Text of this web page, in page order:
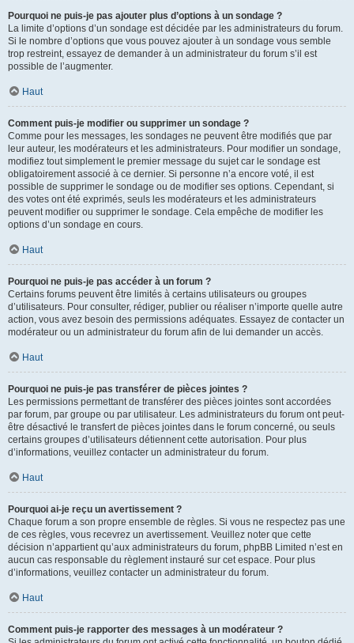
Pourquoi ne puis-je pas ajouter plus d’options à un sondage ?
La limite d’options d’un sondage est décidée par les administrateurs du forum.
Si le nombre d’options que vous pouvez ajouter à un sondage vous semble
trop restreint, essayez de demander à un administrateur du forum s’il est
possible de l’augmenter.
Haut
Comment puis-je modifier ou supprimer un sondage ?
Comme pour les messages, les sondages ne peuvent être modifiés que par
leur auteur, les modérateurs et les administrateurs. Pour modifier un sondage,
modifiez tout simplement le premier message du sujet car le sondage est
obligatoirement associé à ce dernier. Si personne n’a encore voté, il est
possible de supprimer le sondage ou de modifier ses options. Cependant, si
des votes ont été exprimés, seuls les modérateurs et les administrateurs
peuvent modifier ou supprimer le sondage. Cela empêche de modifier les
options d’un sondage en cours.
Haut
Pourquoi ne puis-je pas accéder à un forum ?
Certains forums peuvent être limités à certains utilisateurs ou groupes
d’utilisateurs. Pour consulter, rédiger, publier ou réaliser n’importe quelle autre
action, vous avez besoin des permissions adéquates. Essayez de contacter un
modérateur ou un administrateur du forum afin de lui demander un accès.
Haut
Pourquoi ne puis-je pas transférer de pièces jointes ?
Les permissions permettant de transférer des pièces jointes sont accordées
par forum, par groupe ou par utilisateur. Les administrateurs du forum ont peut-
être désactivé le transfert de pièces jointes dans le forum concerné, ou seuls
certains groupes d’utilisateurs détiennent cette autorisation. Pour plus
d’informations, veuillez contacter un administrateur du forum.
Haut
Pourquoi ai-je reçu un avertissement ?
Chaque forum a son propre ensemble de règles. Si vous ne respectez pas une
de ces règles, vous recevrez un avertissement. Veuillez noter que cette
décision n’appartient qu’aux administrateurs du forum, phpBB Limited n’est en
aucun cas responsable du règlement instauré sur cet espace. Pour plus
d’informations, veuillez contacter un administrateur du forum.
Haut
Comment puis-je rapporter des messages à un modérateur ?